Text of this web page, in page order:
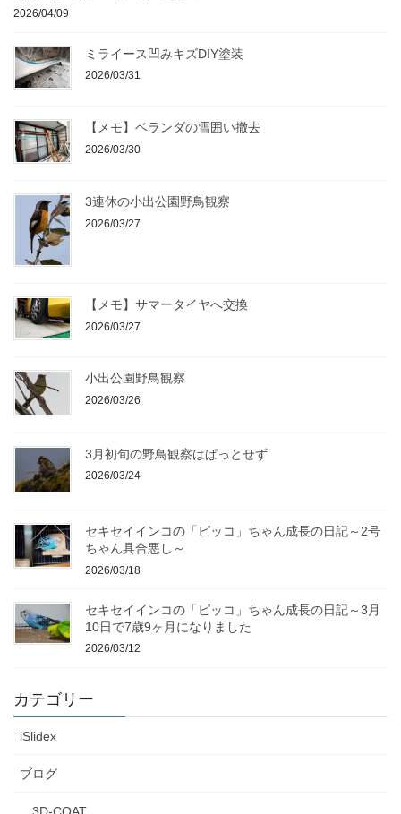
2026/04/09
ミライース凹みキズDIY塗装
2026/03/31
【メモ】ベランダの雪囲い撤去
2026/03/30
3連休の小出公園野鳥観察
2026/03/27
【メモ】サマータイヤへ交換
2026/03/27
小出公園野鳥観察
2026/03/26
3月初旬の野鳥観察はぱっとせず
2026/03/24
セキセイインコの「ピッコ」ちゃん成長の日記～2号
ちゃん具合悪し～
2026/03/18
セキセイインコの「ピッコ」ちゃん成長の日記～3月
10日で7歳9ヶ月になりました
2026/03/12
カテゴリー
iSlidex
ブログ
3D-COAT